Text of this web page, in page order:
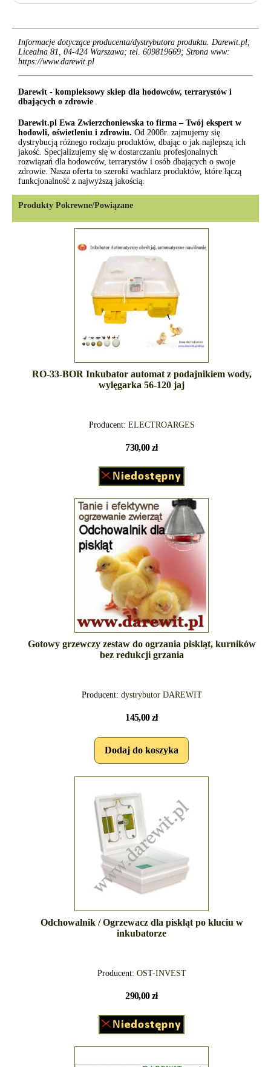
Informacje dotyczące producenta/dystrybutora produktu. Darewit.pl;
Licealna 81, 04-424 Warszawa; tel. 609819669; Strona www:
https://www.darewit.pl
Darewit - kompleksowy sklep dla hodowców, terrarystów i
dbających o zdrowie
Darewit.pl Ewa Zwierzchoniewska to firma – Twój ekspert w
hodowli, oświetleniu i zdrowiu. Od 2008r. zajmujemy się
dystrybucją różnego rodzaju produktów, dbając o jak najlepszą ich
jakość. Specjalizujemy się w dostarczaniu profesjonalnych
rozwiązań dla hodowców, terrarystów i osób dbających o swoje
zdrowie. Nasza oferta to szeroki wachlarz produktów, które łączą
funkcjonalność z najwyższą jakością.
Produkty Pokrewne/Powiązane
RO-33-BOR Inkubator automat z podajnikiem wody,
wylęgarka 56-120 jaj
Producent: ELECTROARGES
730,00 zł
Gotowy grzewczy zestaw do ogrzania piskląt, kurników
bez redukcji grzania
Producent: dystrybutor DAREWIT
145,00 zł
Odchowalnik / Ogrzewacz dla piskląt po kluciu w
inkubatorze
Producent: OST-INVEST
290,00 zł